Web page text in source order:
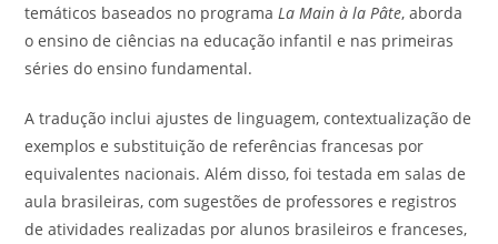
temáticos baseados no programaLa Main à la Pâte, aborda
o ensino de ciências na educação infantil e nas primeiras
séries do ensino fundamental.
A tradução inclui ajustes de linguagem, contextualização de
exemplos e substituição de referências francesas por
equivalentes nacionais. Além disso, foi testada em salas de
aula brasileiras, com sugestões de professores e registros
de atividades realizadas por alunos brasileiros e franceses,